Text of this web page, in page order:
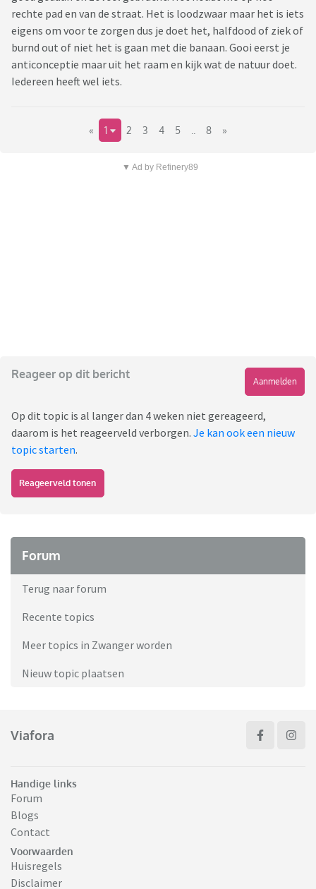
rechte pad en van de straat. Het is loodzwaar maar het is iets
eigens om voor te zorgen dus je doet het, halfdood of ziek of
burnd out of niet het is gaan met die banaan. Gooi eerst je
anticonceptie maar uit het raam en kijk wat de natuur doet.
Iedereen heeft wel iets.
« 1 2 3 4 5 8 »
▼ Ad by Refinery89
Reageer op dit bericht
Aanmelden
Op dit topic is al langer dan 4 weken niet gereageerd,
daarom is het reageerveld verborgen. Je kan ook een nieuw
topic starten.
Reageerveld tonen
Forum
Terug naar forum
Recente topics
Meer topics in Zwanger worden
Nieuw topic plaatsen
Viafora
Handige links
Forum
Blogs
Contact
Voorwaarden
Huisregels
Disclaimer